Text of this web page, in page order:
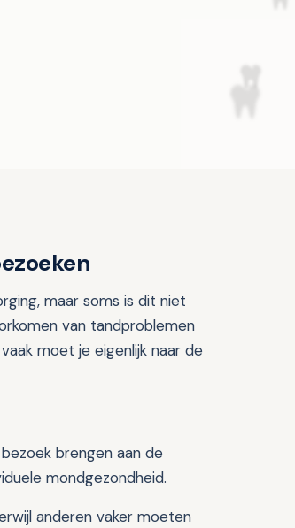
maar soms is dit niet
van tandproblemen
moet je eigenlijk naar de
brengen aan de
mondgezondheid.
anderen vaker moeten